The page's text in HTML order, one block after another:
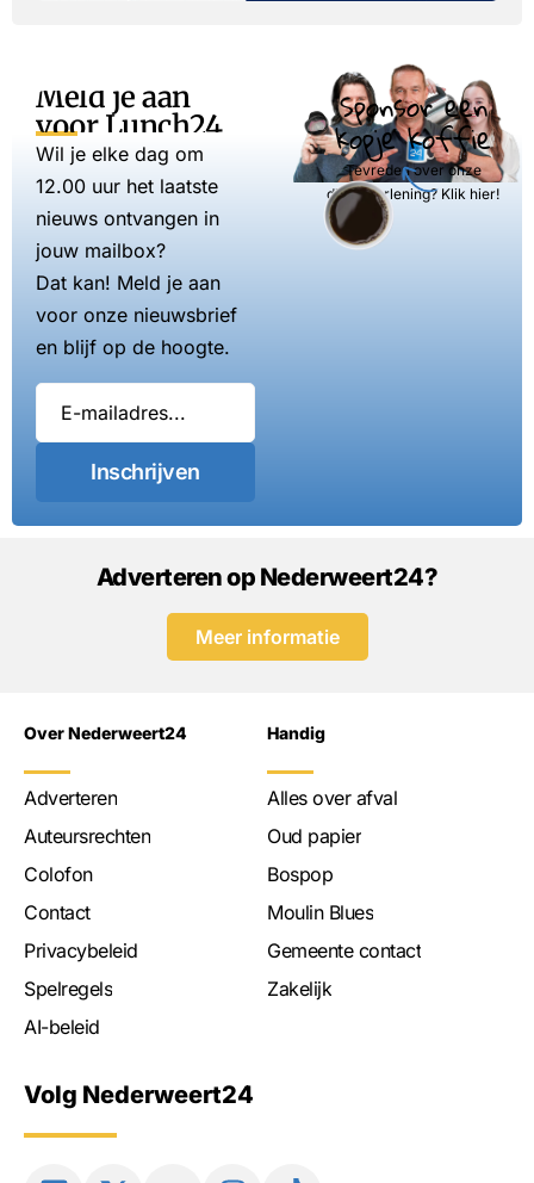
Meld je aan
voor Lunch24
Wil je elke dag om
12.00 uur het laatste
nieuws ontvangen in
jouw mailbox?
Dat kan! Meld je aan
voor onze nieuwsbrief
en blijf op de hoogte.
Inschrijven
Sponsor een
kopje koffie
Tevreden over onze
dienstverlening? Klik hier!
Adverteren op Nederweert24?
Meer informatie
Over Nederweert24
Adverteren
Auteursrechten
Colofon
Contact
Privacybeleid
Spelregels
AI-beleid
Handig
Alles over afval
Oud papier
Bospop
Moulin Blues
Gemeente contact
Zakelijk
Volg Nederweert24